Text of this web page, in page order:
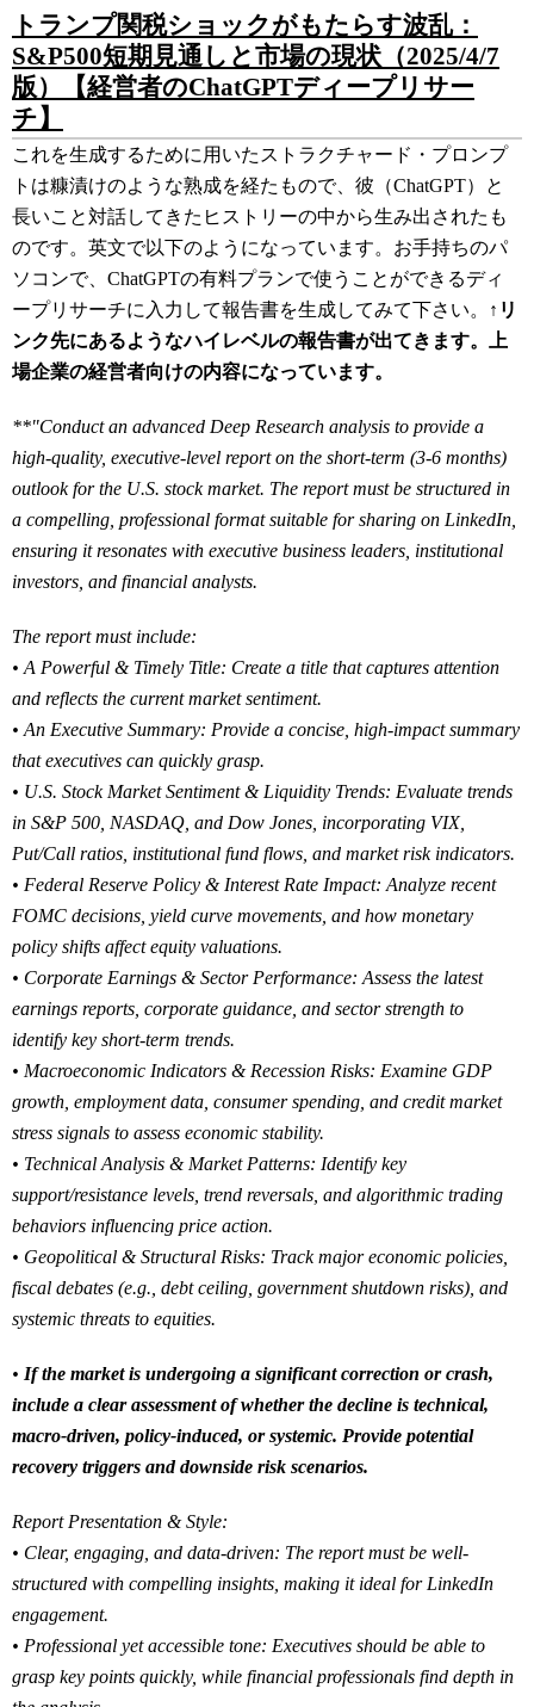
トランプ関税ショックがもたらす波乱：
S&P500短期見通しと市場の現状（2025/4/7
版）【経営者のChatGPTディープリサー
チ】
これを生成するために用いたストラクチャード・プロンプ
トは糠漬けのような熟成を経たもので、彼（ChatGPT）と
長いこと対話してきたヒストリーの中から生み出されたも
のです。英文で以下のようになっています。お手持ちのパ
ソコンで、ChatGPTの有料プランで使うことができるディ
ープリサーチに入力して報告書を生成してみて下さい。
↑リ
ンク先にあるようなハイレベルの報告書が出てきます。上
場企業の経営者向けの内容になっています。
**"Conduct an advanced Deep Research analysis to provide a
high-quality, executive-level report on the short-term (3-6 months)
outlook for the U.S. stock market. The report must be structured in
a compelling, professional format suitable for sharing on LinkedIn,
ensuring it resonates with executive business leaders, institutional
investors, and financial analysts.
The report must include:
• A Powerful & Timely Title: Create a title that captures attention
and reflects the current market sentiment.
• An Executive Summary: Provide a concise, high-impact summary
that executives can quickly grasp.
• U.S. Stock Market Sentiment & Liquidity Trends: Evaluate trends
in S&P 500, NASDAQ, and Dow Jones, incorporating VIX,
Put/Call ratios, institutional fund flows, and market risk indicators.
• Federal Reserve Policy & Interest Rate Impact: Analyze recent
FOMC decisions, yield curve movements, and how monetary
policy shifts affect equity valuations.
• Corporate Earnings & Sector Performance: Assess the latest
earnings reports, corporate guidance, and sector strength to
identify key short-term trends.
• Macroeconomic Indicators & Recession Risks: Examine GDP
growth, employment data, consumer spending, and credit market
stress signals to assess economic stability.
• Technical Analysis & Market Patterns: Identify key
support/resistance levels, trend reversals, and algorithmic trading
behaviors influencing price action.
• Geopolitical & Structural Risks: Track major economic policies,
fiscal debates (e.g., debt ceiling, government shutdown risks), and
systemic threats to equities.
• If the market is undergoing a significant correction or crash,
include a clear assessment of whether the decline is technical,
macro-driven, policy-induced, or systemic. Provide potential
recovery triggers and downside risk scenarios.
Report Presentation & Style:
• Clear, engaging, and data-driven: The report must be well-
structured with compelling insights, making it ideal for LinkedIn
engagement.
• Professional yet accessible tone: Executives should be able to
grasp key points quickly, while financial professionals find depth in